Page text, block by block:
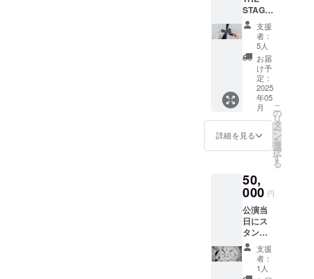
の方と
UNBLA
NCHE
初の日
本公演
を一緒
にお祝
いでき
るこ
と、と
ても楽
しみに
¥5,500 /
お一
人 *複
数購入
可能 日
程：5月
5日
（日）
場所：
ターン
として
提供い
たしま
す！ ご
支援い
ただい
た方に
は、公
演当日
プログ
ラム販
ラムを
お渡し
いたし
ます。
サイン
なしの
プログ
ラムは
4000円
STAGE
JAPAN
当日に
出演者
にお渡
しする
差し入
れを
UNBLA
NCHE
が手配
させて
いただ
きま
配させ
ていた
だく差
し入れ
には、
支援い
ただく
方のお
名前を
支援
者：
5人
お届
け予
定：
2025
年05
月
詳細を見る
こ
の
リ
タ
ー
ン
を
選
択
す
る
50,
000 円
公演当
日にス
タンド
花を手
配させ
ていた
支援
者：
1人